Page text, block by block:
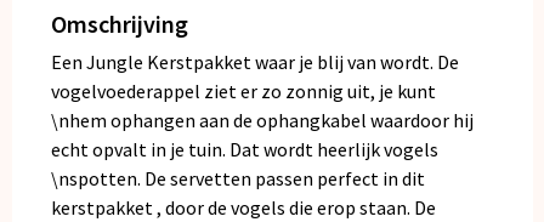
Omschrijving
Een Jungle Kerstpakket waar je blij van wordt. De
vogelvoederappel ziet er zo zonnig uit, je kunt
\nhem ophangen aan de ophangkabel waardoor hij
echt opvalt in je tuin. Dat wordt heerlijk vogels
\nspotten. De servetten passen perfect in dit
kerstpakket , door de vogels die erop staan. De